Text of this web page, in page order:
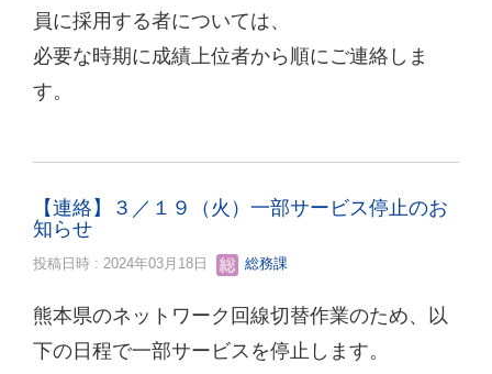
員に採用する者については、
必要な時期に成績上位者から順にご連絡しま
す。
【連絡】３／１９（火）一部サービス停止のお
知らせ
投稿日時 : 2024年03月18日 総務課
熊本県のネットワーク回線切替作業のため、以
下の日程で一部サービスを停止します。